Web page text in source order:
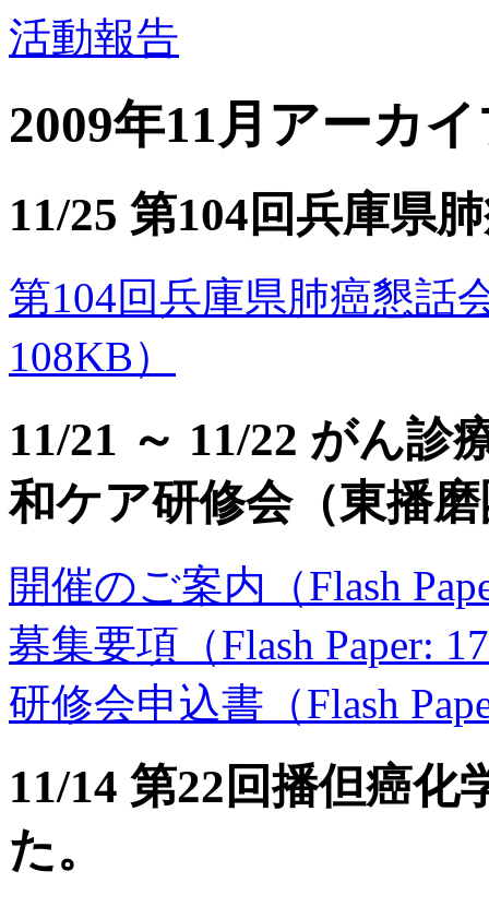
活動報告
2009年11月アーカ
11/25 第104回兵庫県
第104回兵庫県肺癌懇話
108KB）
11/21 ～ 11/22 がん診
和ケア研修会（東播
開催のご案内（Flash
募集要項（Flash Paper:
研修会申込書（Flash
11/14 第22回播但癌
た。